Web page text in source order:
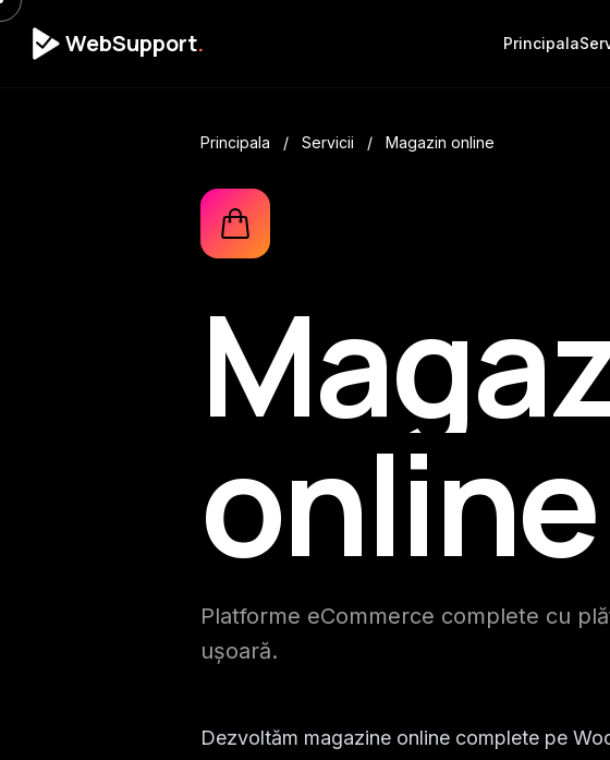
WebSupport. Principala
Principala / Servicii / Magazin online
online
Platforme eCommerce complete cu
ușoară.
Dezvoltăm magazine online complete pe